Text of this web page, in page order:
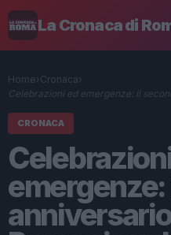
La Cronaca di
Home› Cronaca›
Celebrazioni ed emergenze: il
CRONACA